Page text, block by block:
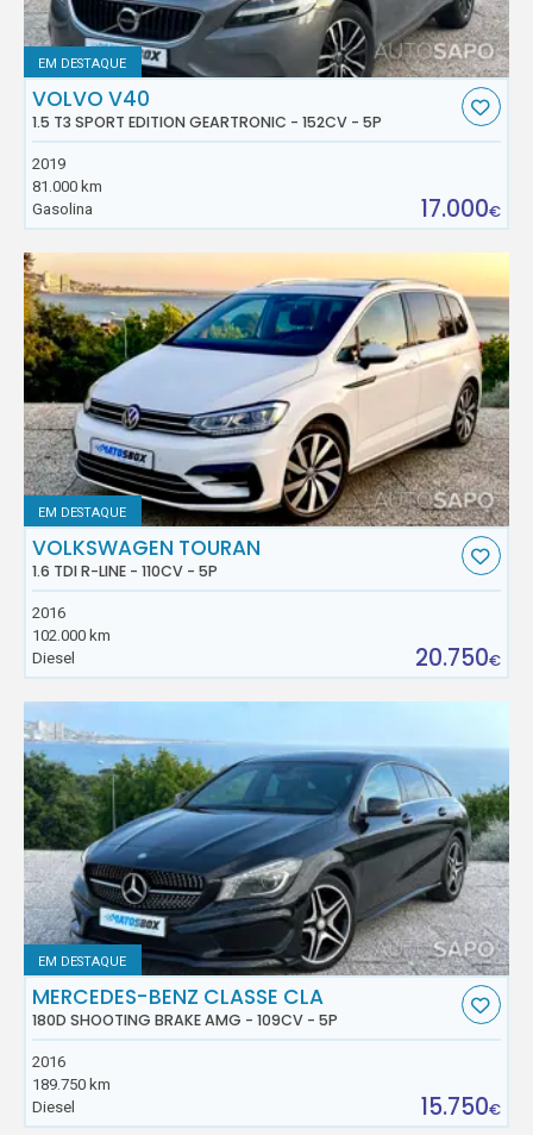
EM DESTAQUE
VOLVO V40
1.5 T3 SPORT EDITION GEARTRONIC - 152CV - 5P
2019
81.000 km
Gasolina
17.000€
EM DESTAQUE
VOLKSWAGEN TOURAN
1.6 TDI R-LINE - 110CV - 5P
2016
102.000 km
Diesel
20.750€
EM DESTAQUE
MERCEDES-BENZ CLASSE CLA
180D SHOOTING BRAKE AMG - 109CV - 5P
2016
189.750 km
Diesel
15.750€